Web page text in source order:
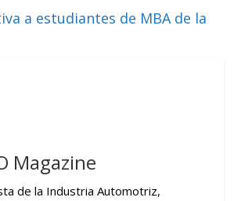
a estudiantes de MBA de la
Magazine
de la Industria Automotriz,